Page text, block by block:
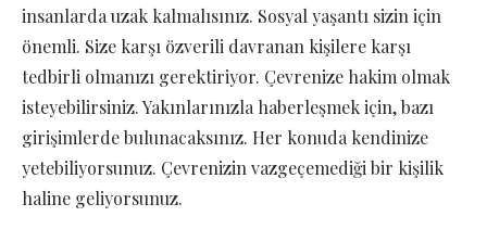
insanlarda uzak kalmalısınız. Sosyal yaşantı sizin için
önemli. Size karşı özverili davranan kişilere karşı
tedbirli olmanızı gerektiriyor. Çevrenize hakim olmak
isteyebilirsiniz. Yakınlarınızla haberleşmek için, bazı
girişimlerde bulunacaksınız. Her konuda kendinize
yetebiliyorsunuz. Çevrenizin vazgeçemediği bir kişilik
haline geliyorsunuz.